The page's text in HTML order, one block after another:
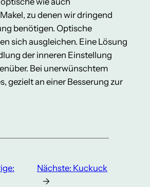
zu denen wir dringend
benötigen. Optische
sich ausgleichen. Eine Lösung
der inneren Einstellung
Bei unerwünschtem
gezielt an einer Besserung zur
Nächste: Kuckuck
→